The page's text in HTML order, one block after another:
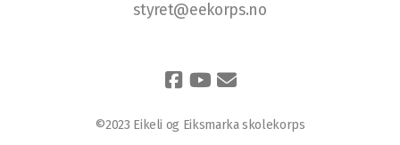
styret@eekorps.no
©2023 Eikeli og Eiksmarka skolekorps